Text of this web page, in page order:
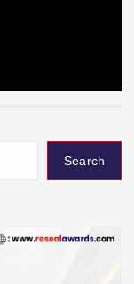
Search